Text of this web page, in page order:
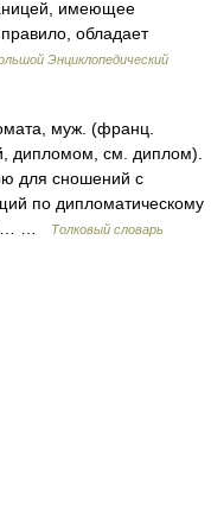
имеющее
обладает
Энциклопедический
муж. (франц.
дипломом, см. диплом).
для сношений с
по дипломатическому
и… …
Толковый словарь